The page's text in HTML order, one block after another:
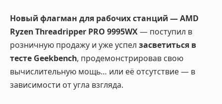
Новый флагман для рабочих станций — AMD
Ryzen Threadripper PRO 9995WX— поступил в
розничную продажу и уже успел засветиться в
тесте Geekbench, продемонстрировав свою
вычислительную мощь… или её отсутствие — в
зависимости от угла взгляда.